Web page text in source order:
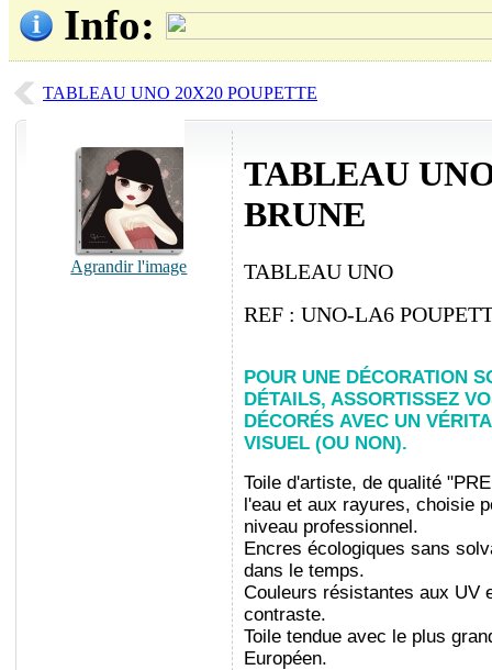
Info:
TABLEAU UNO 20X20 POUPETTE
Agrandir l'image
TABLEAU
BRUNE
TABLEAU UNO
REF : UNO-LA6
POUR UNE DÉCORATION
DÉTAILS, ASSORTISSEZ
DÉCORÉS AVEC UN
VISUEL (OU NON).
Toile d'artiste, de qualité
l'eau et aux rayures, choisie
niveau professionnel.
Encres écologiques sans
dans le temps.
Couleurs résistantes aux UV
contraste.
Toile tendue avec le plus
Européen.